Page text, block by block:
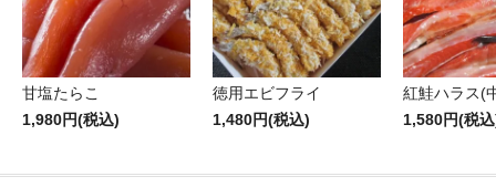
甘塩たらこ
1,980円(税込)
徳用エビフライ
1,480円(税込)
紅鮭ハラス(
1,580円(税